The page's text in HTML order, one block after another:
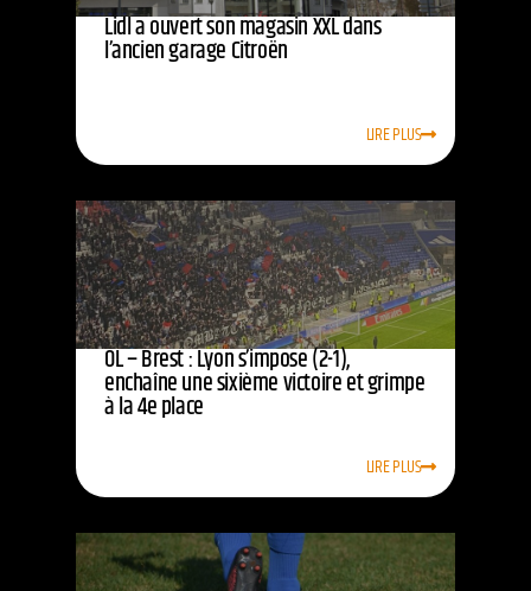
Lidl a ouvert son magasin XXL dans
l’ancien garage Citroën
LIRE PLUS
OL – Brest : Lyon s’impose (2-1),
enchaîne une sixième victoire et grimpe
à la 4e place
LIRE PLUS